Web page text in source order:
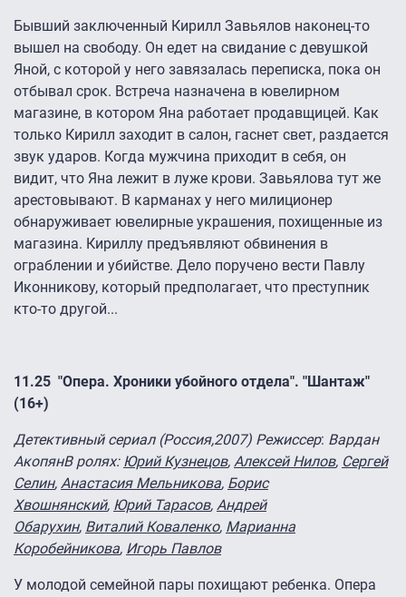
Бывший заключенный Кирилл Завьялов наконец-то
вышел на свободу. Он едет на свидание с девушкой
Яной, с которой у него завязалась переписка, пока он
отбывал срок. Встреча назначена в ювелирном
магазине, в котором Яна работает продавщицей. Как
только Кирилл заходит в салон, гаснет свет, раздается
звук ударов. Когда мужчина приходит в себя, он
видит, что Яна лежит в луже крови. Завьялова тут же
арестовывают. В карманах у него милиционер
обнаруживает ювелирные украшения, похищенные из
магазина. Кириллу предъявляют обвинения в
ограблении и убийстве. Дело поручено вести Павлу
Иконникову, который предполагает, что преступник
кто-то другой...
11.25 "Опера. Хроники убойного отдела". "Шантаж"
(16+)
Детективный сериал (Россия,2007) Режиссер: Вардан
АкопянВ ролях: Юрий Кузнецов, Алексей Нилов, Сергей
Селин, Анастасия Мельникова, Борис
Хвошнянский, Юрий Тарасов, Андрей
Обарухин, Виталий Коваленко, Марианна
Коробейникова, Игорь Павлов
У молодой семейной пары похищают ребенка. Опера